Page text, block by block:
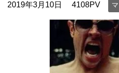
2019年3月10日 4108PV